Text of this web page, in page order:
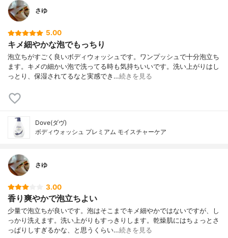
さゆ
5.00
キメ細やかな泡でもっちり
泡立ちがすごく良いボディウォッシュです。ワンプッシュで十分泡立ち
ます。キメの細かい泡で洗ってる時も気持ちいいです。洗い上がりはし
っとり、保湿されてるなと実感でき…続きを見る
Dove(ダヴ)
ボディウォッシュ プレミアム モイスチャーケア
さゆ
3.00
香り爽やかで泡立ちよい
少量で泡立ちが良いです。泡はそこまでキメ細やかではないですが、し
っかり洗えます。洗い上がりもすっきりします。乾燥肌にはちょっとさ
っぱりしすぎるかな、と思うくらい…続きを見る